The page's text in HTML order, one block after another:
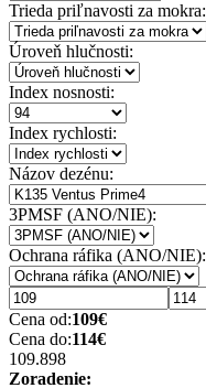
Trieda priľnavosti za mokra:
Úroveň hlučnosti:
Index nosnosti:
Index rychlosti:
Názov dezénu:
3PMSF (ANO/NIE):
Ochrana ráfika (ANO/NIE):
Cena od:109€
Cena do:114€
109.898
Zoradenie: